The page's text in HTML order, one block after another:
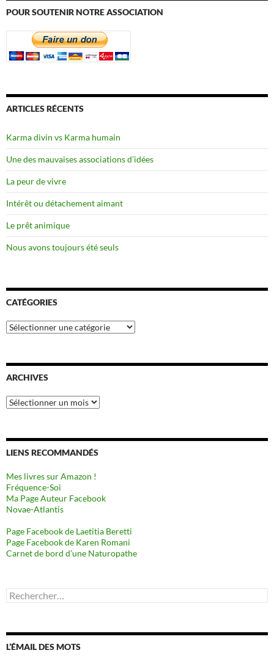
POUR SOUTENIR NOTRE ASSOCIATION
ARTICLES RÉCENTS
Karma divin vs Karma humain
Une des mauvaises associations d’idées
La peur de vivre
Intérêt ou détachement aimant
Le prêt animique
Nous avons toujours été seuls
CATÉGORIES
Catégories
ARCHIVES
Archives
LIENS RECOMMANDÉS
Mes livres sur Amazon !
Fréquence-Soi
Ma Page Auteur Facebook
Novae-Atlantis
Page Facebook de Laetitia Beretti
Page Facebook de Karen Romani
Carnet de bord d’une Naturopathe
Rechercher :
L’ÉMAIL DES MOTS